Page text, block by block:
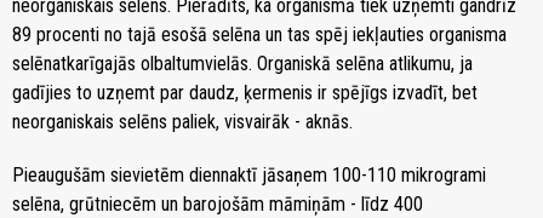
neorganiskais selēns. Pierādīts, ka organismā tiek uzņemti gandrīz
89 procenti no tajā esošā selēna un tas spēj iekļauties organisma
selēnatkarīgajās olbaltumvielās. Organiskā selēna atlikumu, ja
gadījies to uzņemt par daudz, ķermenis ir spējīgs izvadīt, bet
neorganiskais selēns paliek, visvairāk - aknās.
Pieaugušām sievietēm diennaktī jāsaņem 100-110 mikrogrami
selēna, grūtniecēm un barojošām māmiņām - līdz 400